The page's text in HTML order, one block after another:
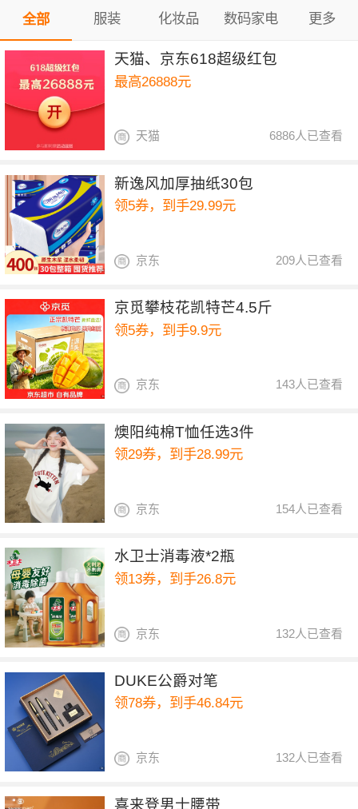
全部 服装 化妆品 数码家电 更多
天猫、京东618超级红包
最高26888元
6886人已查看
天猫
新逸风加厚抽纸30包
领5券，到手29.99元
209人已查看
京东
京觅攀枝花凯特芒4.5斤
领5券，到手9.9元
143人已查看
京东
燠阳纯棉T恤任选3件
领29券，到手28.99元
154人已查看
京东
水卫士消毒液*2瓶
领13券，到手26.8元
132人已查看
京东
DUKE公爵对笔
领78券，到手46.84元
132人已查看
京东
喜来登男士腰带